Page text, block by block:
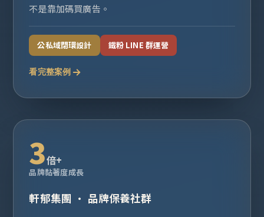
不是靠加碼買廣告。
公私域閉環設計 鐵粉 LINE 群運營
看完整案例
3倍+
品牌黏著度成長
軒郁集團 · 品牌保養社群